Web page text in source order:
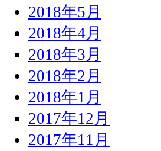
2018年5月
2018年4月
2018年3月
2018年2月
2018年1月
2017年12月
2017年11月